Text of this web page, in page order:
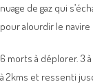
nuage de gaz qui
pour alourdir le navire
6 morts à déplorer. 3
à 2kms et ressenti